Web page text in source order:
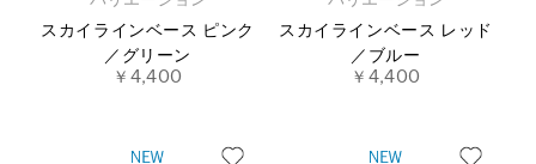
スカイラインベース ピンク
／グリーン
￥4,400
スカイラインベース レッド
／ブルー
￥4,400